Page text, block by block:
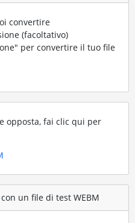
convertire
(facoltativo)
per convertire il tuo file
opposta, fai clic qui per
un file di test WEBM